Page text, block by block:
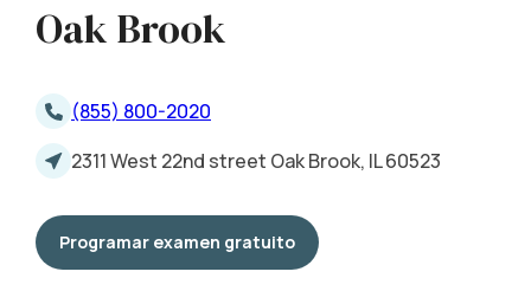
Oak Brook
(855) 800-2020
2311 West 22nd street Oak Brook, IL 60523
Programar examen gratuito